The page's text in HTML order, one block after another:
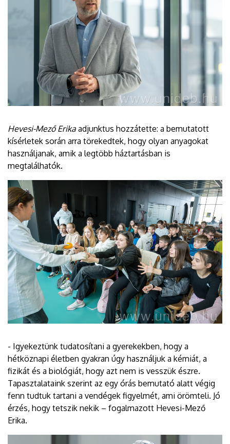
Hevesi-Mező Erika adjunktus hozzátette: a bemutatott
kísérletek során arra törekedtek, hogy olyan anyagokat
használjanak, amik a legtöbb háztartásban is
megtalálhatók.
- Igyekeztünk tudatosítani a gyerekekben, hogy a
hétköznapi életben gyakran úgy használjuk a kémiát, a
fizikát és a biológiát, hogy azt nem is vesszük észre.
Tapasztalataink szerint az egy órás bemutató alatt végig
fenn tudtuk tartani a vendégek figyelmét, ami örömteli. Jó
érzés, hogy tetszik nekik – fogalmazott Hevesi-Mező
Erika.